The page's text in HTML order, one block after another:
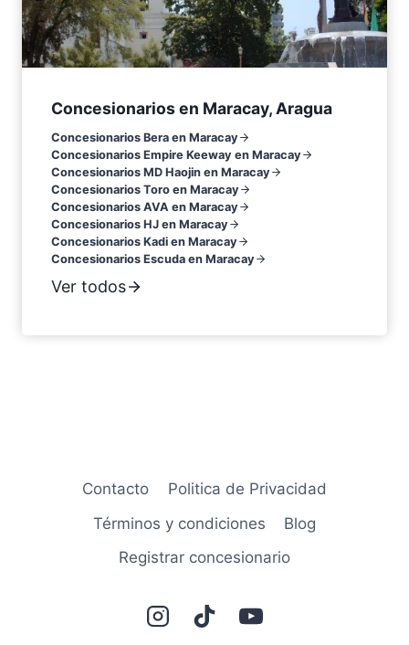
Concesionarios en Maracay, Aragua
Concesionarios Bera en Maracay
Concesionarios Empire Keeway en Maracay
Concesionarios MD Haojin en Maracay
Concesionarios Toro en Maracay
Concesionarios AVA en Maracay
Concesionarios HJ en Maracay
Concesionarios Kadi en Maracay
Concesionarios Escuda en Maracay
Ver todos
Contacto
Politica de Privacidad
Términos y condiciones
Blog
Registrar concesionario